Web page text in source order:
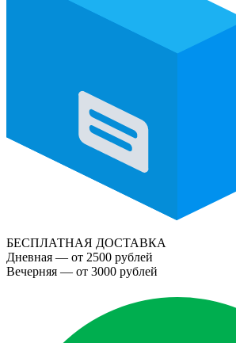
БЕСПЛАТНАЯ ДОСТАВКА
Дневная — от 2500 рублей
Вечерняя — от 3000 рублей